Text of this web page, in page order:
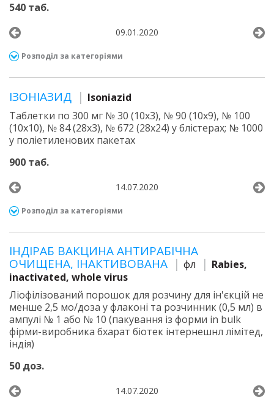
540 таб.
09.01.2020
Розподіл за категоріями
ІЗОНІАЗИД
Isoniazid
Таблетки по 300 мг № 30 (10х3), № 90 (10х9), № 100
(10х10), № 84 (28х3), № 672 (28х24) у блістерах; № 1000
у поліетиленових пакетах
900 таб.
14.07.2020
Розподіл за категоріями
ІНДІРАБ ВАКЦИНА АНТИРАБІЧНА
ОЧИЩЕНА, ІНАКТИВОВАНА
фл
Rabies,
inactivated, whole virus
Ліофілізований порошок для розчину для ін'єкцій не
менше 2,5 мо/доза у флаконі та розчинник (0,5 мл) в
ампулі № 1 або № 10 (пакування із форми in bulk
фірми-виробника бхарат біотек інтернешнл лімітед,
індія)
50 доз.
14.07.2020